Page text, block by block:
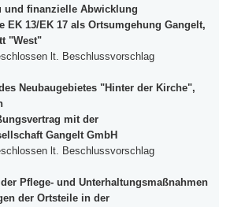
und finanzielle Abwicklung
13/EK 17 als Ortsumgehung Gangelt,
"West"
lt. Beschlussvorschlag
Neubaugebietes "Hinter der Kirche",
mit der
Gangelt GmbH
lt. Beschlussvorschlag
Pflege- und Unterhaltungsmaßnahmen
der Ortsteile in der